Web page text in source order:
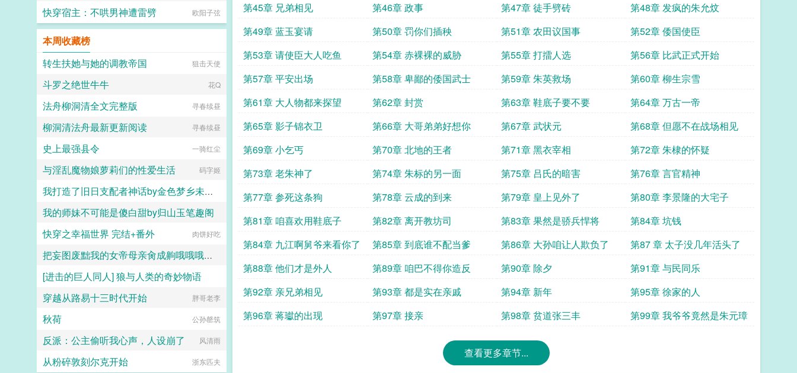
第45章 兄弟相见
第46章 政事 第47章 徒手劈砖
第48章 发疯的朱允炆
第49章 蓝玉宴请
第50章 罚你们插秧 第51章 农田议国事
第52章 倭国使臣
第53章 请使臣大人吃鱼
第54章 赤裸裸的威胁 第55章 打擂人选
第56章 比武正式开始
第57章 平安出场
第58章 卑鄙的倭国武士 第59章 朱英救场
第60章 柳生宗雪
第61章 大人物都来探望
第62章 封赏 第63章 鞋底子要不要
第64章 万古一帝
第65章 影子锦衣卫
第66章 大哥弟弟好想你 第67章 武状元
第68章 但愿不在战场相见
第69章 小乞丐
第70章 北地的王者 第71章 黑衣宰相
第72章 朱棣的怀疑
第73章 老朱神了
第74章 朱标的另一面 第75章 吕氏的暗害
第76章 言官精神
第77章 参死这条狗
第78章 云成的到来 第79章 皇上见外了
第80章 李景隆的大宅子
第81章 咱喜欢用鞋底子
第82章 离开教坊司 第83章 果然是骄兵悍将
第84章 坑钱
第84章 九江啊舅爷来看你了
第85章 到底谁不配当爹 第86章 大孙咱让人欺负了
第87 章 太子没几年活头了
第88章 他们才是外人
第89章 咱巴不得你造反 第90章 除夕
第91章 与民同乐
第92章 亲兄弟相见
第93章 都是实在亲戚 第94章 新年
第95章 徐家的人
第96章 蒋瓛的出现
第97章 接亲 第98章 贫道张三丰 第99章 我爷爷竟然是朱元璋
查看更多章节...
种三天都无法掌握五十音的蠢货，也
配跟我讲条件？这些简单的东西都学
不会，我已经不知道让你活着还有什
么意思了。 无惨死亡凝
视。 刻薄的嘴皮子上下一碰，张
嘴就是羞辱人的鬼话。 你顿时急
眼了。 这狗屎日语是你想学的
吗？ 他这么爱学，怎么不学普通
话跟你交流？ 是鬼就了不起
啊？ 你还是早上七八点钟的太阳
呢！ 特爹的！ 迟早晒死他个
臭沙雕！ 你张嘴就要骂回
来。 却在跟他目光相撞的前一
秒，痛苦呜咽着把来到嘴边的脏话咽
下去。 你想说什么？
abandon！abandon！abandon！
abandon 你心中默默流泪。
已经来不及为已经脏掉的自己默哀
了，赶紧背起来了啊死嘴！ 无惨
脸一黑。 手里的书本愤怒砸在你
身边的地上，结实的木板出现肉眼可
见的裂纹你背得什么东西？！谁让你
背英语了？！五十音分清了吗你这蠢
材？ 你欲哭无泪。 别骂了别
骂了！ 脆弱的心灵都要原地碎成
八瓣了！ 分不清怎么能怪
你？ 你高考又不考那个。 再
说了，你也不是日语专业的，你凭什
么要分清？能看得懂字幕不就行
了？ 他就只在意你能不能赶紧学
会日语，吹得他爽，完全不知道你好
好一个大学生被迫回归高三生活是多
痛苦！他不在乎！他只关心他自
己！...
快穿宿主：不哄男神遭雷劈 欧阳子弦
本周收藏榜
转生扶她与她的调教帝国
狙击天使
斗罗之绝世牛牛 花Q
法舟柳洞清全文完整版 寻春续昼
柳洞清法舟最新更新阅读 寻春续昼
史上最强县令 一骑红尘
与淫乱魔物娘萝莉们的性爱生活 码字姬
我打造了旧日支配者神话by金色梦乡未删减版
金色梦乡
我的师妹不可能是傻白甜by归山玉笔趣阁
归山玉
快穿之幸福世界 完结+番外 肉饼好吃
把妄图废黜我的女帝母亲肏成齁哦哦哦哦的母猪
rojv2bswqxndx
[进击的巨人同人] 狼与人类的奇妙物语
荷叶蒸蛋
穿越从路易十三时代开始 胖哥老李
秋荷 公孙罄筑
反派：公主偷听我心声，人设崩了 风清雨
从粉碎敦刻尔克开始 浙东匹夫